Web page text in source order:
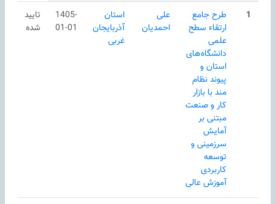
1
طرح جامع
ارتقاء سطح
علمی
دانشگاه‌های
استان و
پیوند نظام
مند با بازار
کار و صنعت
مبتنی بر
آمایش
سرزمینی و
توسعه
کاربردی
آموزش عالی
علی
احمدیان
استان
آذربایجان
غربی
1405-
01-01
تایید
شده